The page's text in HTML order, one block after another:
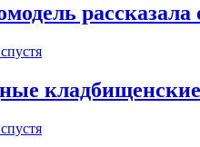
рассказала